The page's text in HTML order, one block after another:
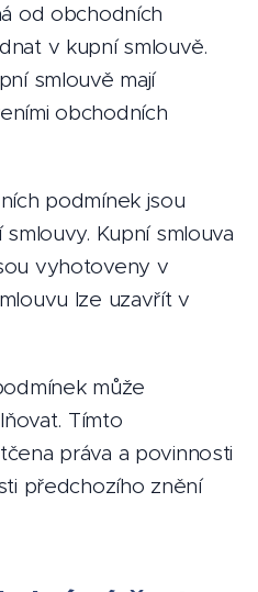
od obchodních
v kupní smlouvě.
smlouvě mají
obchodních
podmínek jsou
Kupní smlouva
vyhotoveny v
lze uzavřít v
může
Tímto
práva a povinnosti
předchozího znění